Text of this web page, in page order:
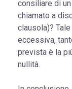
consiliare di
chiamato a
clausola)?
eccessiva,
prevista è la
nullità.